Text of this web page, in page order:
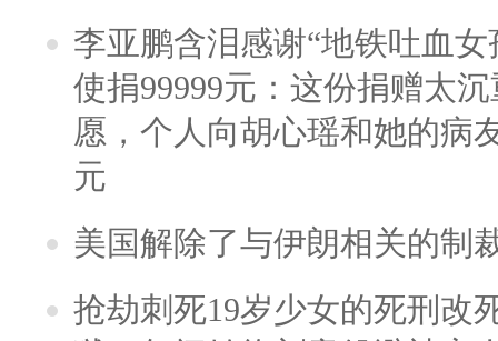
李亚鹏含泪感谢“地铁吐血
使捐99999元：这份捐赠太
愿，个人向胡心瑶和她的病
元
美国解除了与伊朗相关的制
抢劫刺死19岁少女的死刑改